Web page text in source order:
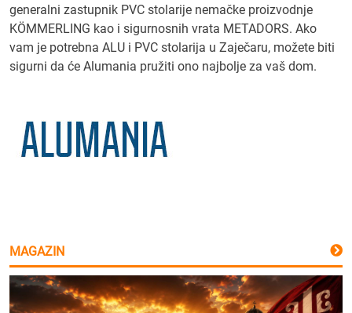
generalni zastupnik PVC stolarije nemačke proizvodnje
KÖMMERLING kao i sigurnosnih vrata METADORS. Ako
vam je potrebna ALU i PVC stolarija u Zaječaru, možete biti
sigurni da će Alumania pružiti ono najbolje za vaš dom.
MAGAZIN